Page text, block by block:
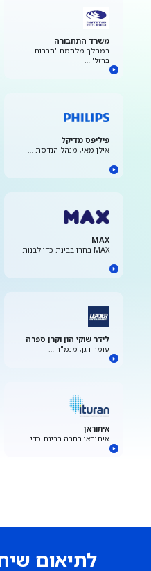
משרד התחבורה
במהלך מלחמת 'חרבות
ברזל' …
פיליפס מדיקל
אילן מאי, מנהל הנדסת …
MAX
MAX בחרו בבינת כדי לבנות
לידר שוקי הון וקרן ספרה
עומר דגן, מנמ"ר …
איתוראן
איתוראן בחרה בבינת כדי …
לתיאום